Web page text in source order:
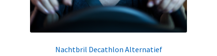
Nachtbril Decathlon Alternatief